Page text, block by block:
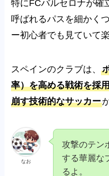
特にFCバルセロナが確
呼ばれるパスを細かく
ー初心者でも見ていて
スペインのクラブは、
率）を高める戦術を採
崩す技術的なサッカー
なお
攻撃のテン
する華麗な
るよ。